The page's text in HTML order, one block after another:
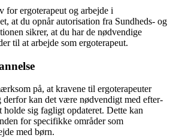
for ergoterapeut og arbejde i
at du opnår autorisation fra Sundheds- og
sikrer, at du har de nødvendige
til at arbejde som ergoterapeut.
på, at kravene til ergoterapeuter
kan det være nødvendigt med efter-
holde sig fagligt opdateret. Dette kan
for specifikke områder som
med børn.